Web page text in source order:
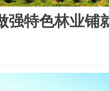
强特色林业铺